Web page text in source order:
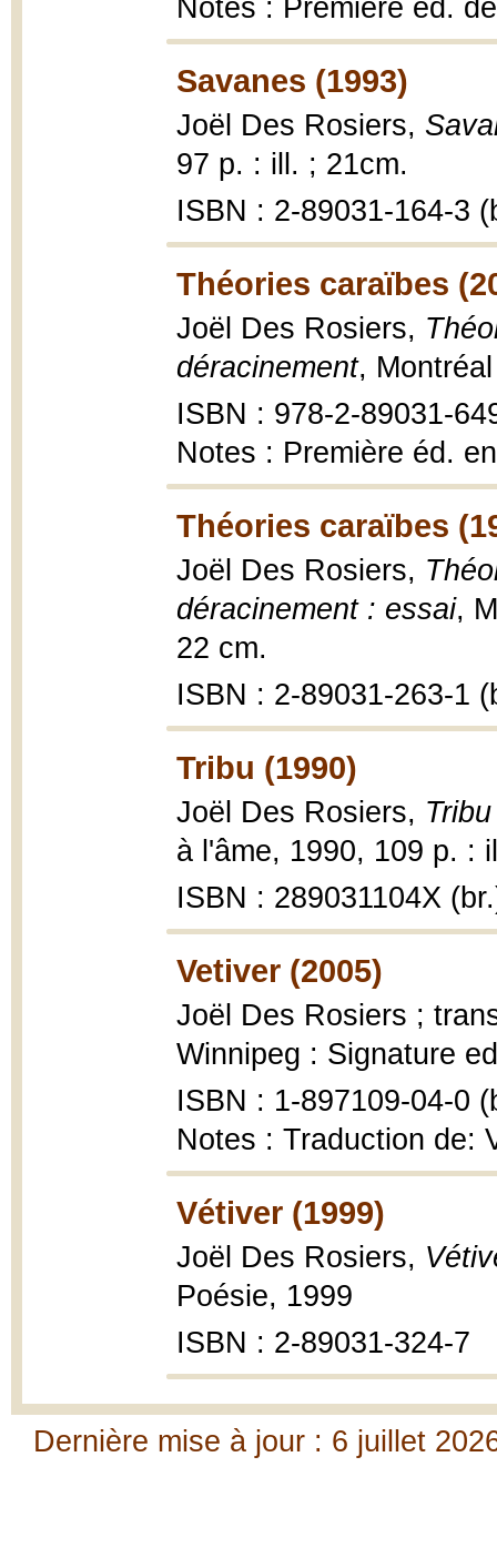
Notes : Première éd.
Savanes (1993)
Joël Des Rosiers,
97 p. : ill. ; 21cm.
ISBN : 2-89031-164-3
Théories caraïbes
Joël Des Rosiers,
déracinement,
ISBN : 978-2-89031-
Notes : Première éd.
Théories caraïbes
Joël Des Rosiers,
déracinement : essai,
22 cm.
ISBN : 2-89031-263-1
Tribu (1990)
Joël Des Rosiers,
à l'âme, 1990, 109 p. :
ISBN : 289031104X
Vetiver (2005)
Joël Des Rosiers ;
Winnipeg : Signature
ISBN : 1-897109-04-0
Notes : Traduction de:
Vétiver (1999)
Joël Des Rosiers,
Poésie, 1999
ISBN : 2-89031-324-7
Dernière mise à jour : 6 juillet